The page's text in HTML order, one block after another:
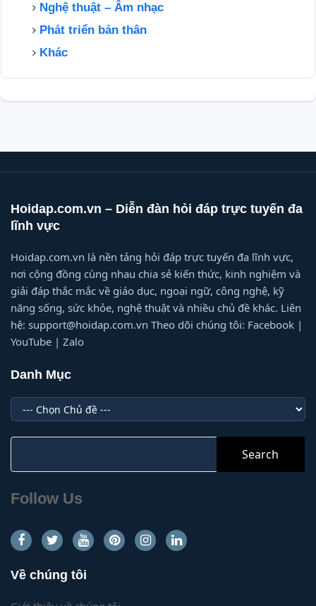
Nghệ thuật – Âm nhạc
Phát triển bản thân
Khác
Hoidap.com.vn – Diễn đàn hỏi đáp trực tuyến đa
lĩnh vực
Hoidap.com.vn là nền tảng hỏi đáp trực tuyến đa lĩnh vực,
nơi cộng đồng cùng nhau chia sẻ kiến thức, kinh nghiệm và
giải đáp thắc mắc về giáo dục, ngoại ngữ, công nghệ, kỹ
năng sống, sức khỏe, nghệ thuật và nhiều chủ đề khác. Liên
hệ: support@hoidap.com.vn Theo dõi chúng tôi: Facebook |
YouTube | Zalo
Danh Mục
Danh
Mục
Follow Us
Về chúng tôi